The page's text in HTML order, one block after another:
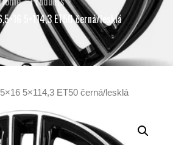
5×114,3 ET50 černá/lesklá
5×114,3 ET50 černá/lesklá